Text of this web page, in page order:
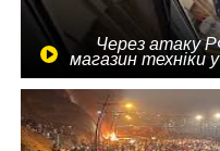
Через атаку
магазин техніки